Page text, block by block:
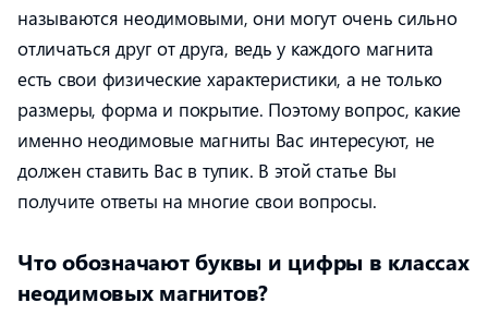
называются неодимовыми, они могут очень сильно
отличаться друг от друга, ведь у каждого магнита
есть свои физические характеристики, а не только
размеры, форма и покрытие. Поэтому вопрос, какие
именно неодимовые магниты Вас интересуют, не
должен ставить Вас в тупик. В этой статье Вы
получите ответы на многие свои вопросы.
Что обозначают буквы и цифры в классах
неодимовых магнитов?